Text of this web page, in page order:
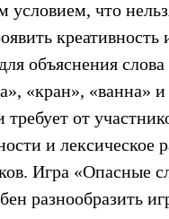
что
объяснения
«кран»,
от
и лексическое
Игра «Опасные
разнообразить